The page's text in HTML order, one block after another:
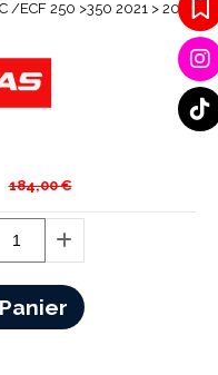
/ECF 250 >350 2021 > 2023
184,00€